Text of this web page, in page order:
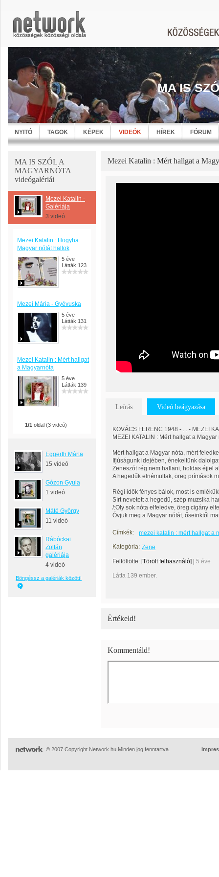
MA IS
NYITÓ TAGOK KÉPEK VIDEÓK HÍREK FÓRUM
MA IS SZÓL A
MAGYARNÓTA
videógalériái
Mezei Katalin -
Galériája
3 videó
Mezei Katalin : Hogyha
Magyar nótát hallok
5 éve
Látták:123
Mezei Mária - Gyévuska
5 éve
Látták:131
Mezei Katalin : Mért hallgat
a Magyarnóta
5 éve
Látták:139
1/1 oldal (3 videó)
Eggerth Márta
15 videó
Gózon Gyula
1 videó
Máté György
11 videó
Rábóckai
Zoltán
galériája
4 videó
Böngéssz a galériák között!
Mezei Katalin : Mért hallgat a
Leírás Videó beágyazása
KOVÁCS FERENC 1948 - . . - MEZEI
MEZEI KATALIN : Mért hallgat a Magyar
Mért hallgat a Magyar nóta, mért
Ifjúságunk idejében, énekeltünk
Zeneszót rég nem hallani, holdas éjjel
A hegedűk elnémultak, öreg prímások
Régi idők fényes bálok, most is
Sírt nevetett a hegedű, szép muzsika
/:Oly sok nóta elfeledve, öreg cigány
Óvjuk meg a Magyar nótát, őseinktől
Címkék:
mezei katalin : mért hallgat a
Kategória: Zene
Feltöltötte: [Törölt felhasználó] 5 éve
Látta 139 ember.
Értékeld!
Kommentáld!
© 2007 Copyright Network.hu Minden jog fenntartva.